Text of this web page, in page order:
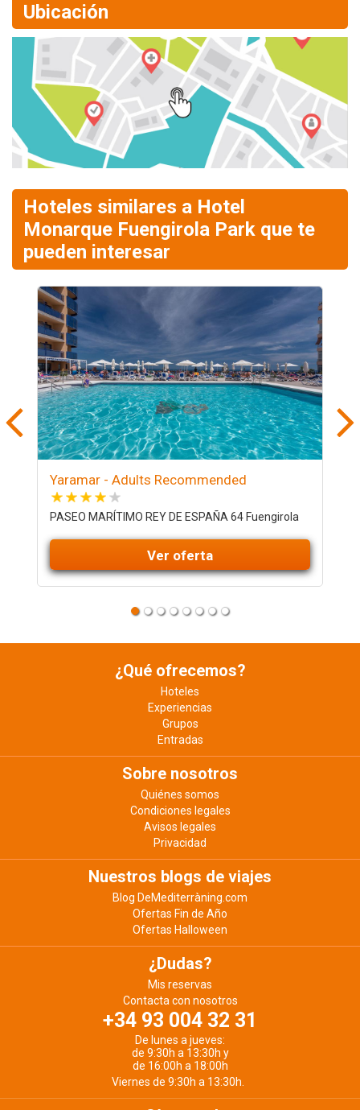
Ubicación
Hoteles similares a Hotel
Monarque Fuengirola Park que te
pueden interesar
Yaramar - Adults Recommended
PASEO MARÍTIMO REY DE ESPAÑA 64 Fuengirola
Ver oferta
¿Qué ofrecemos?
Hoteles
Experiencias
Grupos
Entradas
Sobre nosotros
Quiénes somos
Condiciones legales
Avisos legales
Privacidad
Nuestros blogs de viajes
Blog DeMediterràning.com
Ofertas Fin de Año
Ofertas Halloween
¿Dudas?
Mis reservas
Contacta con nosotros
+34 93 004 32 31
De lunes a jueves:
de 9:30h a 13:30h y
de 16:00h a 18:00h
Viernes de 9:30h a 13:30h.